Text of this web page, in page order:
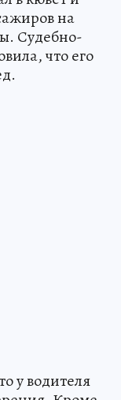
на
Судебно-
что его
у водителя